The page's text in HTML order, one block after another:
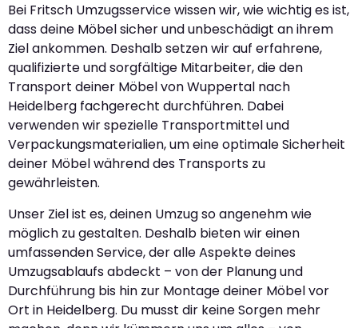
Bei Fritsch Umzugsservice wissen wir, wie wichtig es ist,
dass deine Möbel sicher und unbeschädigt an ihrem
Ziel ankommen. Deshalb setzen wir auf erfahrene,
qualifizierte und sorgfältige Mitarbeiter, die den
Transport deiner Möbel von Wuppertal nach
Heidelberg fachgerecht durchführen. Dabei
verwenden wir spezielle Transportmittel und
Verpackungsmaterialien, um eine optimale Sicherheit
deiner Möbel während des Transports zu
gewährleisten.
Unser Ziel ist es, deinen Umzug so angenehm wie
möglich zu gestalten. Deshalb bieten wir einen
umfassenden Service, der alle Aspekte deines
Umzugsablaufs abdeckt – von der Planung und
Durchführung bis hin zur Montage deiner Möbel vor
Ort in Heidelberg. Du musst dir keine Sorgen mehr